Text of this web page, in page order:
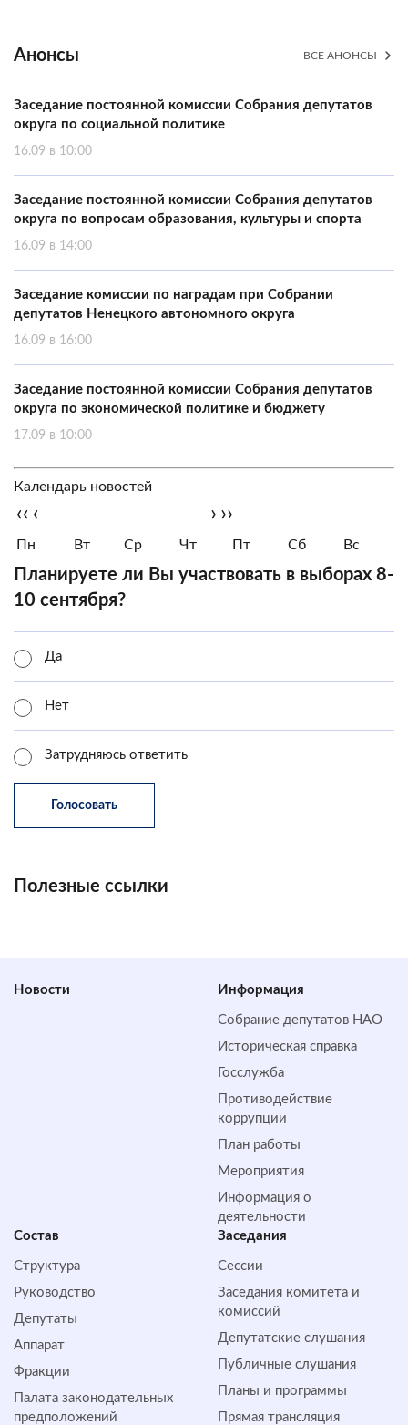
Анонсы ВСЕ АНОНСЫ
Заседание постоянной комиссии Собрания депутатов
округа по социальной политике
16.09 в 10:00
Заседание постоянной комиссии Собрания депутатов
округа по вопросам образования, культуры и спорта
16.09 в 14:00
Заседание комиссии по наградам при Собрании
депутатов Ненецкого автономного округа
16.09 в 16:00
Заседание постоянной комиссии Собрания депутатов
округа по экономической политике и бюджету
17.09 в 10:00
Календарь новостей
‹‹ ‹ › ››
Пн Вт Ср Чт Пт Сб Вс
Планируете ли Вы участвовать в выборах 8-
10 сентября?
Да
Нет
Затрудняюсь ответить
Полезные ссылки
Новости Информация
Собрание депутатов НАО
Историческая справка
Госслужба
Противодействие
коррупции
План работы
Мероприятия
Информация о
деятельности
Состав
Структура
Руководство
Депутаты
Аппарат
Фракции
Палата законодательных
предположений
Заседания
Сессии
Заседания комитета и
комиссий
Депутатские слушания
Публичные слушания
Планы и программы
Прямая трансляция